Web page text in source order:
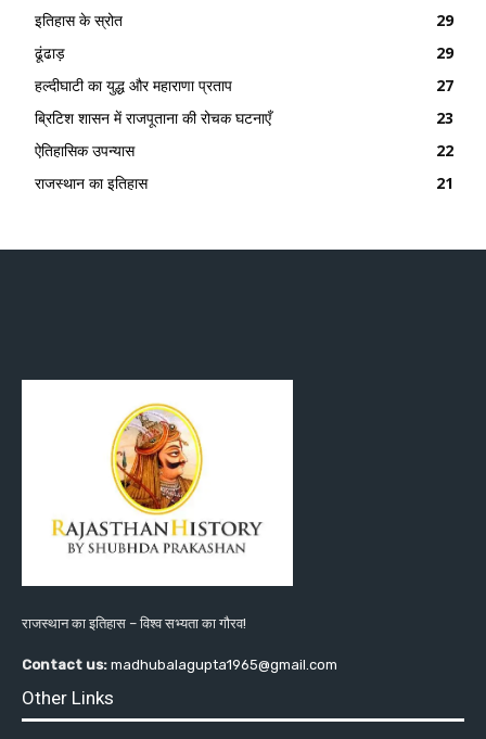
इतिहास के स्रोत
29
ढूंढाड़
29
हल्दीघाटी का युद्ध और महाराणा प्रताप
27
ब्रिटिश शासन में राजपूताना की रोचक घटनाएँ
23
ऐतिहासिक उपन्यास
22
राजस्थान का इतिहास
21
राजस्थान का इतिहास – विश्व सभ्यता का गौरव!
Contact us: madhubalagupta1965@gmail.com
Other Links